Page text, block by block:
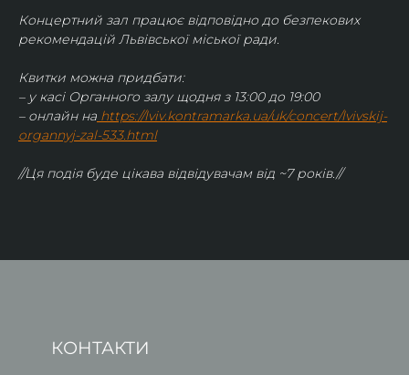
Концертний зал працює відповідно до безпекових
рекомендацій Львівської міської ради.
Квитки можна придбати:
– у касі Органного залу щодня з 13:00 до 19:00
– онлайн на https://lviv.kontramarka.ua/uk/concert/lvivskij-
organnyj-zal-533.html
//Ця подія буде цікава відвідувачам від ~7 років.//
КОНТАКТИ